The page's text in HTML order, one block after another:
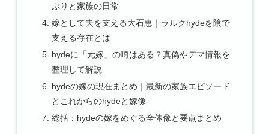
ぶりと家族の日常
嫁として夫を支える大石恵｜ラルクhydeを陰で
支える存在とは
hydeに「元嫁」の噂はある？真偽やデマ情報を
整理して解説
hydeの嫁の現在まとめ｜最新の家族エピソード
とこれからのhydeと嫁像
総括：hydeの嫁をめぐる全体像と要点まとめ